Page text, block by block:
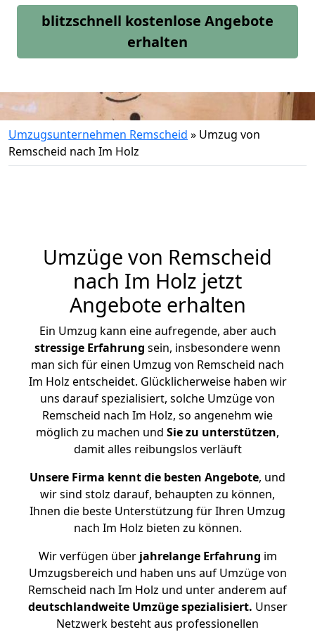
blitzschnell kostenlose Angebote
erhalten
Umzugsunternehmen Remscheid » Umzug von
Remscheid nach Im Holz
Umzüge von Remscheid
nach Im Holz jetzt
Angebote erhalten
Ein Umzug kann eine aufregende, aber auch
stressige Erfahrung sein, insbesondere wenn
man sich für einen Umzug von Remscheid nach
Im Holz entscheidet. Glücklicherweise haben wir
uns darauf spezialisiert, solche Umzüge von
Remscheid nach Im Holz, so angenehm wie
möglich zu machen und Sie zu unterstützen,
damit alles reibungslos verläuft
Unsere Firma kennt die besten Angebote, und
wir sind stolz darauf, behaupten zu können,
Ihnen die beste Unterstützung für Ihren Umzug
nach Im Holz bieten zu können.
Wir verfügen überjahrelange Erfahrung im
Umzugsbereich und haben uns auf Umzüge von
Remscheid nach Im Holz und unter anderem auf
deutschlandweite Umzüge spezialisiert. Unser
Netzwerk besteht aus professionellen